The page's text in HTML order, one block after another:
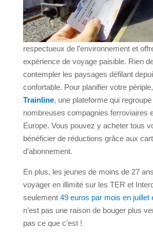
respectueux de l’environnement et
expérience de voyage paisible. Rien
contempler les paysages défilant
confortable. Pour planifier votre
Trainline, une plateforme qui
nombreuses compagnies ferroviaires
Europe. Vous pouvez y acheter tous
bénéficier de réductions grâce aux
d’abonnement.
En plus, les jeunes de moins de 27
voyager en illimité sur les TER et
seulement 49 euros par mois en juillet
n’est pas une raison de bouger plus
pas ce que c’est !